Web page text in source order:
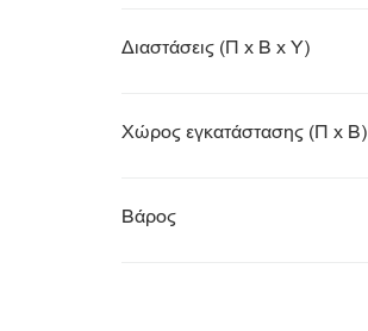
Διαστάσεις (Π x Β x Υ)
Χώρος εγκατάστασης (Π x Β)
Βάρος